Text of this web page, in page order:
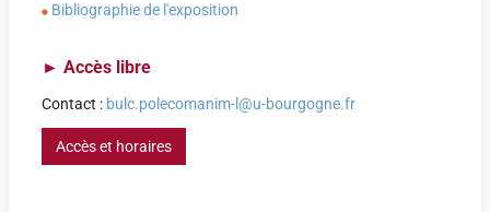
Bibliographie de l'exposition
► Accès libre
Contact : bulc.polecomanim-l@u-bourgogne.fr
Accès et horaires